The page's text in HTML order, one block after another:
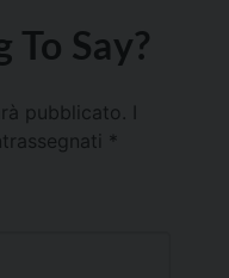
To Say?
pubblicato.
*